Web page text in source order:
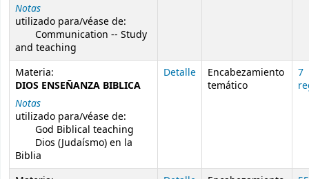
Notas
utilizado para/véase de:
Communication -- Study
and teaching
Materia:
DIOS ENSEÑANZA BIBLICA
Notas
utilizado para/véase de:
God Biblical teaching
Dios (Judaísmo) en la
Biblia
Detalle
Encabezamiento
temático
7